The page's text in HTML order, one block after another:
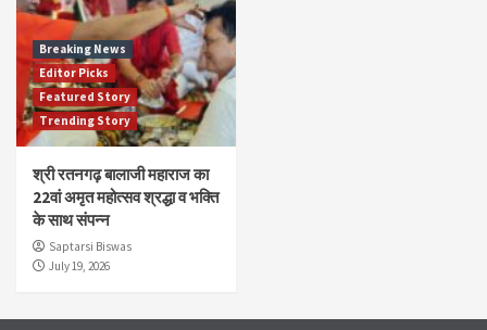
Breaking News
Editor Picks
Featured Story
Trending Story
श्री रतनगढ़ बालाजी महाराज का
22वां अमृत महोत्सव श्रद्धा व भक्ति
के साथ संपन्न
Saptarsi Biswas
July 19, 2026